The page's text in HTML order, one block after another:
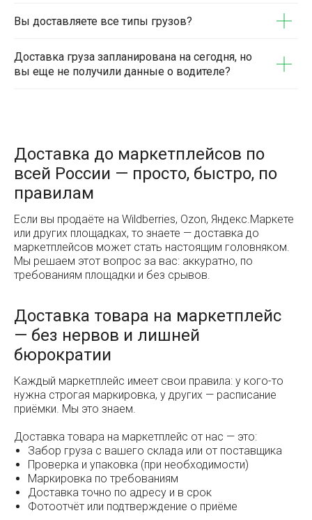
Вы доставляете все типы грузов?
Доставка груза запланирована на сегодня, но
вы еще не получили данные о водителе?
Доставка до маркетплейсов по
всей России — просто, быстро, по
правилам
Если вы продаёте на Wildberries, Ozon, Яндекс.Маркете
или других площадках, то знаете — доставка до
маркетплейсов может стать настоящим головняком.
Мы решаем этот вопрос за вас: аккуратно, по
требованиям площадки и без срывов.
Доставка товара на маркетплейс
— без нервов и лишней
бюрократии
Каждый маркетплейс имеет свои правила: у кого-то
нужна строгая маркировка, у других — расписание
приёмки. Мы это знаем.
Доставка товара на маркетплейс от нас — это:
Забор груза с вашего склада или от поставщика
Проверка и упаковка (при необходимости)
Маркировка по требованиям
Доставка точно по адресу и в срок
Фотоотчёт или подтверждение о приёме